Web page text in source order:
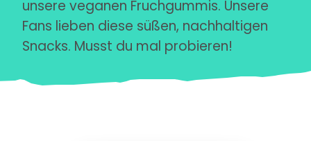
unsere veganen Fruchgummis. Unsere
Fans lieben diese süßen, nachhaltigen
Snacks. Musst du mal probieren!